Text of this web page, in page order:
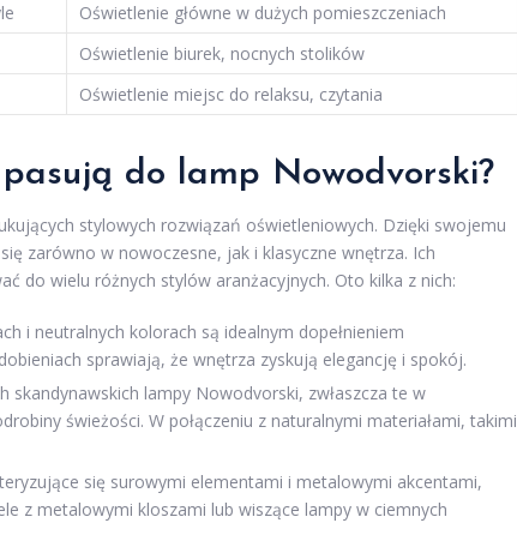
Oświetlenie główne w dużych pomieszczeniach
Oświetlenie biurek, nocnych stolików
Oświetlenie miejsc do relaksu, czytania
do lamp Nowodvorski?
stylowych rozwiązań oświetleniowych. Dzięki swojemu
zarówno w nowoczesne, jak i klasyczne wnętrza. Ich
do wielu różnych stylów aranżacyjnych. Oto kilka z nich:
i neutralnych kolorach są idealnym dopełnieniem
sprawiają, że wnętrza zyskują elegancję i spokój.
skandynawskich lampy Nowodvorski, zwłaszcza te w
świeżości. W połączeniu z naturalnymi materiałami, takimi
się surowymi elementami i metalowymi akcentami,
z metalowymi kloszami lub wiszące lampy w ciemnych